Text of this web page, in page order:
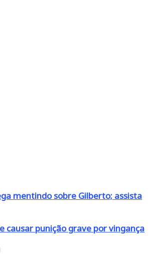
mentindo sobre Gilberto; assista
causar punição grave por vingança